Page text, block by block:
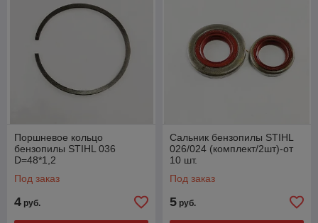
Поршневое кольцо
бензопилы STIHL 036
D=48*1,2
Под заказ
4 руб.
Сальник бензопилы STIHL
026/024 (комплект/2шт)-от
10 шт.
Под заказ
5 руб.